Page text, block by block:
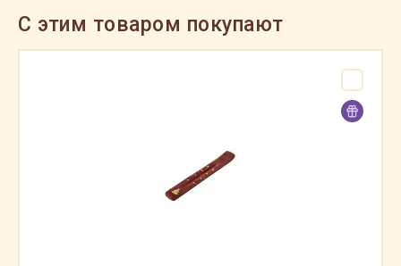
C этим товаром покупают